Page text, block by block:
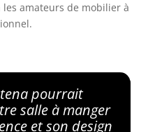
amateurs de mobilier à
pourrait
salle à manger
et son design